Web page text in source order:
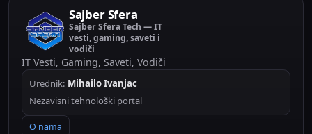
Sajber Sfera
Sajber Sfera Tech — IT
vesti, gaming, saveti i
vodiči
IT Vesti, Gaming, Saveti, Vodiči
Urednik: Mihailo Ivanjac
Nezavisni tehnološki portal
O nama